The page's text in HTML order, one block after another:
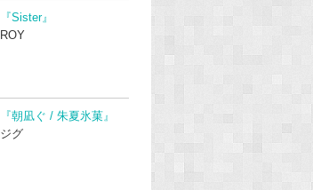
『Sister』
ROY
『朝凪ぐ / 朱夏氷菓』
ジグ